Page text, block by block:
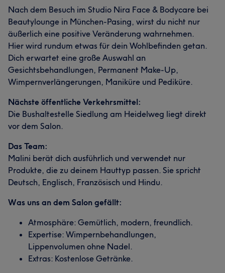
Nach dem Besuch im Studio Nira Face & Bodycare bei
Beautylounge in München-Pasing, wirst du nicht nur
äußerlich eine positive Veränderung wahrnehmen.
Hier wird rundum etwas für dein Wohlbefinden getan.
Dich erwartet eine große Auswahl an
Gesichtsbehandlungen, Permanent Make-Up,
Wimpernverlängerungen, Maniküre und Pediküre.
Nächste öffentliche Verkehrsmittel:
Die Bushaltestelle Siedlung am Heidelweg liegt direkt
vor dem Salon.
Das Team:
Malini berät dich ausführlich und verwendet nur
Produkte, die zu deinem Hauttyp passen. Sie spricht
Deutsch, Englisch, Französisch und Hindu.
Was uns an dem Salon gefällt:
Atmosphäre: Gemütlich, modern, freundlich.
Expertise: Wimpernbehandlungen,
Lippenvolumen ohne Nadel.
Extras: Kostenlose Getränke.